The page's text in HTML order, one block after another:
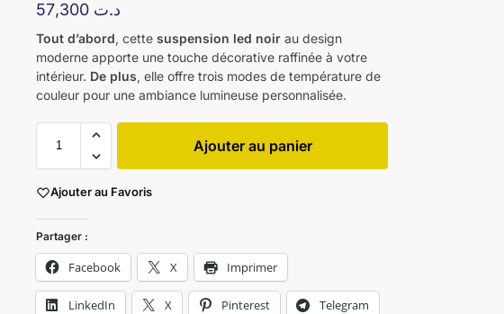
د.ت
Tout d’abord, cettesuspension led noir au design
moderne apporte une touche décorative raffinée à votre
intérieur. De plus, elle offre trois modes de température de
couleur pour une ambiance lumineuse personnalisée.
Ajouter au panier
Ajouter au Favoris
Partager :
Facebook X Imprimer
LinkedIn X Pinterest Telegram